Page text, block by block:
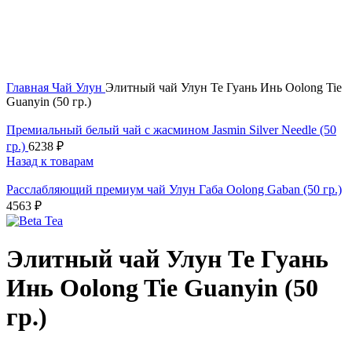
Главная Чай Улун Элитный чай Улун Те Гуань Инь Oolong Tie
Guanyin (50 гр.)
Премиальный белый чай с жасмином Jasmin Silver Needle (50
гр.) 6238 ₽
Назад к товарам
Расслабляющий премиум чай Улун Габа Oolong Gaban (50 гр.)
4563 ₽
Элитный чай Улун Те Гуань
Инь Oolong Tie Guanyin (50
гр.)